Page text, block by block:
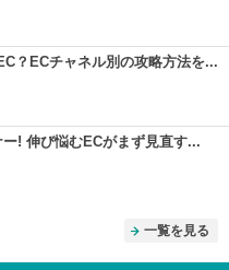
？ECチャネル別の攻略方法を...
! 伸び悩むECがまず見直す...
一覧を見る